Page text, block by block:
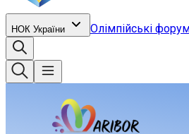
НОК України Олімпійські